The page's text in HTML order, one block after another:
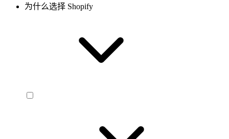
为什么选择 Shopify